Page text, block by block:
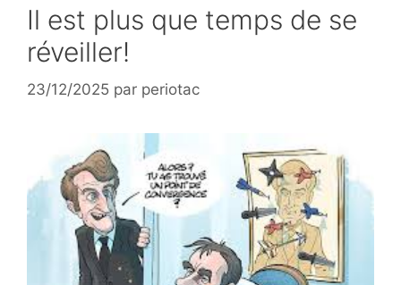
Il est plus que temps de se
réveiller!
23/12/2025 par periotac